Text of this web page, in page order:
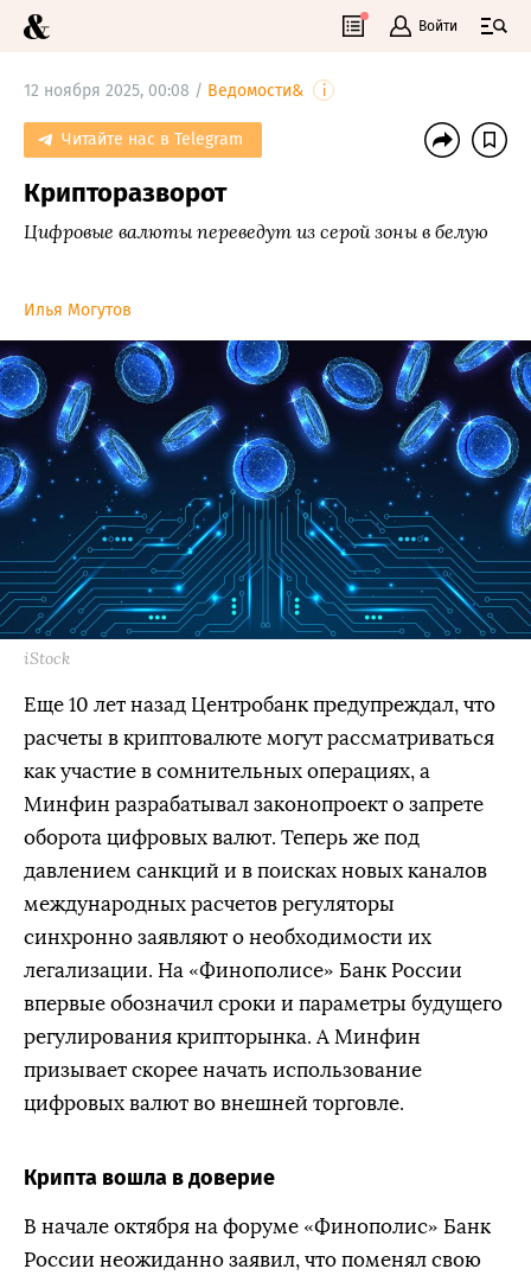
Войти
12 ноября 2025, 00:08 / Ведомости& i
Читайте нас в Telegram
Крипторазворот
Цифровые валюты переведут из серой зоны в белую
Илья Могутов
iStock
Еще 10 лет назад Центробанк предупреждал, что
расчеты в криптовалюте могут рассматриваться
как участие в сомнительных операциях, а
Минфин разрабатывал законопроект о запрете
оборота цифровых валют. Теперь же под
давлением санкций и в поисках новых каналов
международных расчетов регуляторы
синхронно заявляют о необходимости их
легализации. На «Финополисе» Банк России
впервые обозначил сроки и параметры будущего
регулирования крипторынка. А Минфин
призывает скорее начать использование
цифровых валют во внешней торговле.
Крипта вошла в доверие
В начале октября на форуме «Финополис» Банк
России неожиданно заявил, что поменял свою